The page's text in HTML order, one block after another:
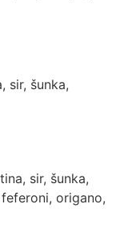
sir, šunka,
sir, šunka,
origano,